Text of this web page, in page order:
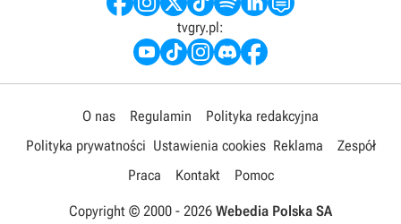
tvgry.pl:
O nas Regulamin
Polityka redakcyjna
Polityka prywatności Ustawienia cookies Reklama
Zespół
Praca
Kontakt Pomoc
Copyright © 2000 - 2026 Webedia Polska SA